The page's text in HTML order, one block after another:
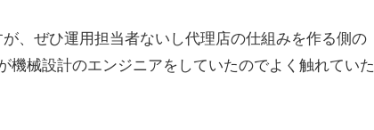
、ぜひ運用担当者ないし代理店の仕組みを作る側の
械設計のエンジニアをしていたのでよく触れていた